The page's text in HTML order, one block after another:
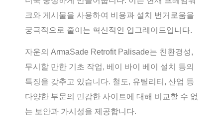
크와 게시물을 사용하여 비용과 설치 번거로움을
궁극적으로 줄이는 혁신적인 업그레이드입니다.
자운의 ArmaSade Retrofit Palisade는 친환경성,
무시할 만한 기초 작업, 베이 바이 베이 설치 등의
특징을 갖추고 있습니다. 철도, 유틸리티, 산업 등
다양한 부문의 민감한 사이트에 대해 비교할 수 없
는 보안과 가시성을 제공합니다.